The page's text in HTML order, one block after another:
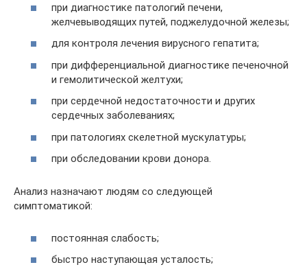
при диагностике патологий печени,
желчевыводящих путей, поджелудочной железы;
для контроля лечения вирусного гепатита;
при дифференциальной диагностике печеночной
и гемолитической желтухи;
при сердечной недостаточности и других
сердечных заболеваниях;
при патологиях скелетной мускулатуры;
при обследовании крови донора.
Анализ назначают людям со следующей
симптоматикой:
постоянная слабость;
быстро наступающая усталость;